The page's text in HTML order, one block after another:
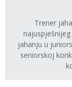
Trener
jahanju u
seniorskoj